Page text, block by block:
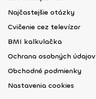
Najčastejšie otázky
Cvičenie cez televízor
BMI kalkulačka
Ochrana osobných údajov
Obchodné podmienky
Nastavenia cookies